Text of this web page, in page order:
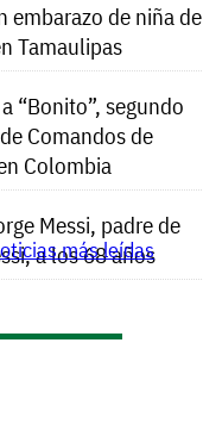
embarazo de niña de
Tamaulipas
“Bonito”, segundo
Comandos de
Colombia
Messi, padre de
a los 68 años
más leídas